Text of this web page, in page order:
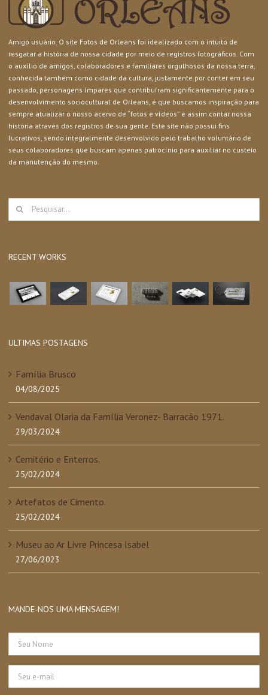
Amigo usuário. O site Fotos de Orleans foi idealizado com o intuito de
resgatar a história de nossa cidade por meio de registros fotográficos. Com
o auxílio de amigos, colaboradores e familiares orgulhosos da nossa terra,
conhecida também como cidade da cultura, justamente por conter em seu
passado, personagens ímpares que contribuíram significantemente para o
desenvolvimento sociocultural de Orleans, é que buscamos inspiração para
sempre atualizar o nosso acervo de “fotos e vídeos” e assim contar nossa
história através dos registros de sua gente. Este site não possui fins
lucrativos, sendo integralmente desenvolvido pelo trabalho voluntário de
seus colaboradores que buscam apenas patrocínio para auxiliar no custeio
da manutenção do mesmo.
Buscar
resultados
RECENT WORKS
ULTIMAS POSTAGENS
Família Brusco
04/08/2025
Vendaval Olaria da Família Veronez- Barracão 1971.
29/03/2024
Cemitério e Enterros.
25/02/2024
Artefatos de Cimento.
25/02/2024
Museu ao Ar Livre Princesa Isabel
27/06/2023
MANDE-NOS UMA MENSAGEM!